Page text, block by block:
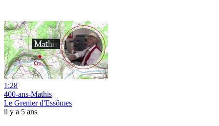
1:28
400-ans-Mathis
Le Grenier d'Essômes
il y a 5 ans